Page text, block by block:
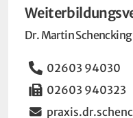
Dr. Martin Schencking
Telefon
02603 94030
Fax
02603 940323
Email